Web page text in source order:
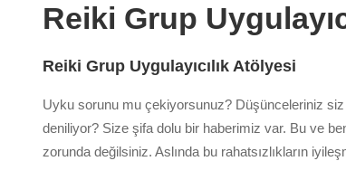
Reiki Grup
Reiki Grup Uygulayıcılık Atölyesi
Uyku sorunu mu çekiyorsunuz? Düşünceleriniz
deniliyor? Size şifa dolu bir haberimiz var. Bu ve
zorunda değilsiniz. Aslında bu rahatsızlıkların